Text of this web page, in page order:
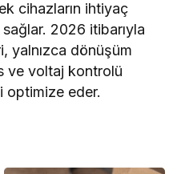
cihazların ihtiyaç
2026 itibarıyla
yalnızca dönüşüm
ve voltaj kontrolü
optimize eder.